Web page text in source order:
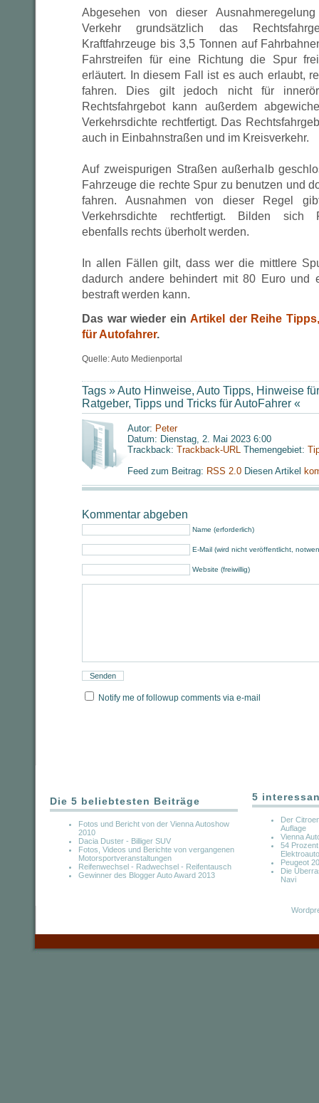
Abgesehen von dieser
Verkehr grundsätzlich das
Kraftfahrzeuge bis 3,5 Tonnen auf
Fahrstreifen für eine Richtung die Spur
erläutert. In diesem Fall ist es auch erlaubt,
fahren. Dies gilt jedoch nicht für
Rechtsfahrgebot kann außerdem
Verkehrsdichte rechtfertigt. Das
auch in Einbahnstraßen und im Kreisverkehr.
Auf zweispurigen Straßen außerhalb
Fahrzeuge die rechte Spur zu benutzen und
fahren. Ausnahmen von dieser Regel
Verkehrsdichte rechtfertigt. Bilden sich
ebenfalls rechts überholt werden.
In allen Fällen gilt, dass wer die mittlere
dadurch andere behindert mit 80 Euro und
bestraft werden kann.
Das war wieder ein Artikel der Reihe
für Autofahrer.
Quelle: Auto Medienportal
Tags »Auto Hinweise, Auto Tipps, Hinweise
Ratgeber, Tipps und Tricks für AutoFahrer «
Autor: Peter
Datum: Dienstag, 2. Mai 2023 6:00
Trackback: Trackback-URL Themengebiet:
Feed zum Beitrag: RSS 2.0 Diesen Artikel
Kommentar abgeben
Name (erforderlich)
E-Mail (wird nicht veröffentlicht,
Website (freiwillig)
Notify me of followup comments via e-mail
Die 5 beliebtesten Beiträge
Fotos und Bericht von der Vienna Autoshow
2010
Dacia Duster - Billiger SUV
Fotos, Videos und Berichte von vergangenen
Motorsportveranstaltungen
Reifenwechsel - Radwechsel - Reifentausch
Gewinner des Blogger Auto Award 2013
5
Der
Auflage
Vienna
54
Peugeot
Die
Navi